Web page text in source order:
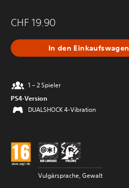
CHF 19.90
In den Einkaufswagen
1 – 2 Spieler
PS4-Version
DUALSHOCK 4-Vibration
Vulgärsprache, Gewalt